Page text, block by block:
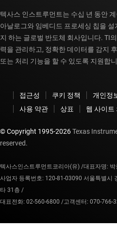
텍사스 인스트루먼트는 수십 년 동안
아날로그와 임베디드 프로세싱 칩을
지 하는 글로벌 반도체 회사입니다. TI
력을 관리하고, 정확한 데이터를 감지
또는 처리 기능을 할 수 있도록 지원합
접근성 쿠키 정책 개인정
사용 약관
상표 웹 사이트
© Copyright 1995-2026Texas
reserved.
텍사스인스트루먼트코리아(유) /대표자명:
사업자 등록번호: 120-81-03090 서울특별시
타 31층 /
대표전화: 02-560-6800 /고객센터: 070-766-